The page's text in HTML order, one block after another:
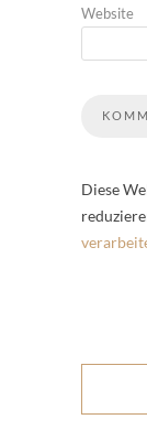
Website
Diese